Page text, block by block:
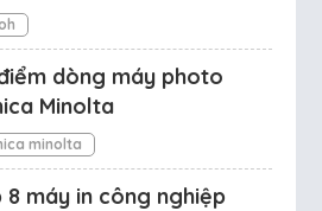
dòng máy photo
Minolta
minolta
8 máy in công nghiệp